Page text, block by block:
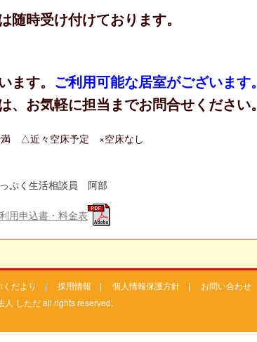
随時受け付けております。
ます。 ご利用可能な居室がございます。
、お気軽に担当までお問合せください。
△近々空床予定 ×空床なし
ぷく生活相談員 阿部
用申込書・料金表
くだより | 採用情報 | 個人情報保護方針 | お問い合わせ
しただ all rights reserved.